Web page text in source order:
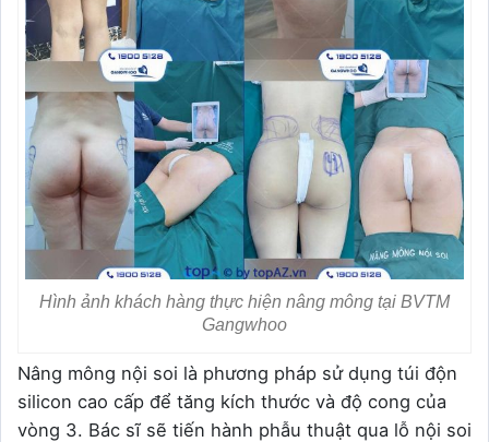
Hình ảnh khách hàng thực hiện nâng mông tại BVTM
Gangwhoo
Nâng mông nội soi là phương pháp sử dụng túi độn
silicon cao cấp để tăng kích thước và độ cong của
vòng 3. Bác sĩ sẽ tiến hành phẫu thuật qua lỗ nội soi